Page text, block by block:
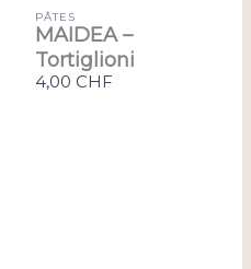
PÂTES
MAIDEA –
Tortiglioni
4,00 CHF